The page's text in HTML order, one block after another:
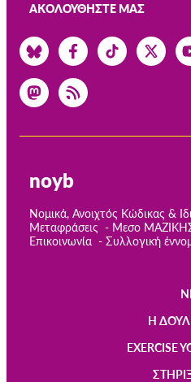
ΑΚΟΛΟΥΘΉΣΤΕ ΜΑΣ
noyb
Νομικά, Ανοιχτός Κώδικας &
Μεταφράσεις
Μεσο
Επικοινωνία
Συλλογική
Η
EXERCISE